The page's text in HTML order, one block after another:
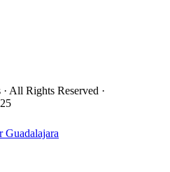
Guadalajara
All Rights Reserved ·